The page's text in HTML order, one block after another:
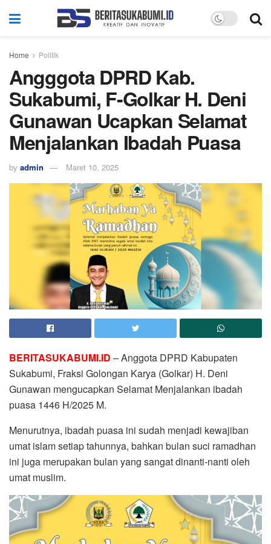
Home Politik
Angggota DPRD Kab.
Sukabumi, F-Golkar H. Deni
Gunawan Ucapkan Selamat
Menjalankan Ibadah Puasa
by admin Maret 10, 2025
BERITASUKABUMI.ID – Anggota DPRD Kabupaten
Sukabumi, Fraksi Golongan Karya (Golkar) H. Deni
Gunawan mengucapkan Selamat Menjalankan ibadah
puasa 1446 H/2025 M.
Menurutnya, ibadah puasa ini sudah menjadi kewajiban
umat islam setiap tahunnya, bahkan bulan suci ramadhan
ini juga merupakan bulan yang sangat dinanti-nanti oleh
umat muslim.